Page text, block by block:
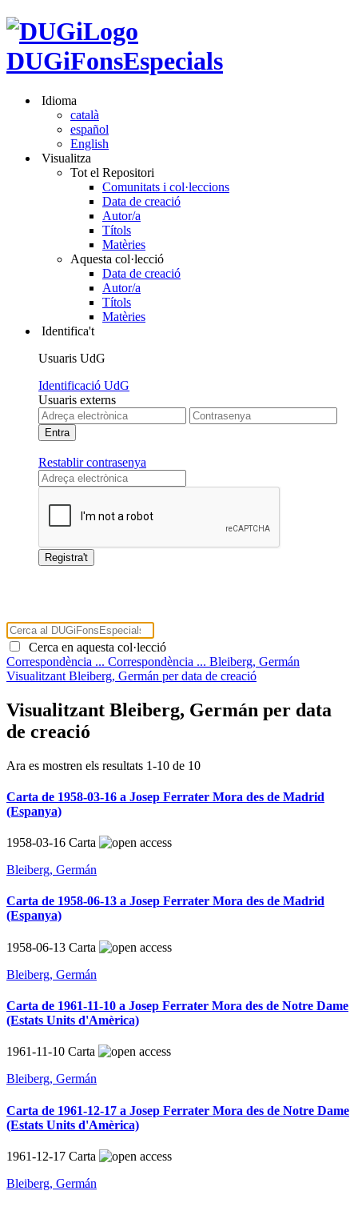
DUGiFonsEspecials
Idioma
català
español
English
Visualitza
Tot el Repositori
Comunitats i col·leccions
Data de creació
Autor/a
Títols
Matèries
Aquesta col·lecció
Data de creació
Autor/a
Títols
Matèries
Identifica't
Usuaris UdG
Identificació UdG
Usuaris externs
Restablir contrasenya
Cerca en aquesta col·lecció
Correspondència ... Correspondència ... Bleiberg, Germán
Visualitzant Bleiberg, Germán per data de creació
Visualitzant Bleiberg, Germán per data
de creació
Ara es mostren els resultats 1-10 de 10
Carta de 1958-03-16 a Josep Ferrater Mora des de Madrid
(Espanya)
1958-03-16 Carta
Bleiberg, Germán
Carta de 1958-06-13 a Josep Ferrater Mora des de Madrid
(Espanya)
1958-06-13 Carta
Bleiberg, Germán
Carta de 1961-11-10 a Josep Ferrater Mora des de Notre Dame
(Estats Units d'Amèrica)
1961-11-10 Carta
Bleiberg, Germán
Carta de 1961-12-17 a Josep Ferrater Mora des de Notre Dame
(Estats Units d'Amèrica)
1961-12-17 Carta
Bleiberg, Germán